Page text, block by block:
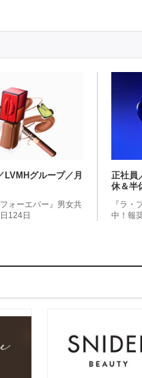
LVMHグループ／月
ォーエバー』男女共
124日
正社員
休＆半
『ラ・
中！報